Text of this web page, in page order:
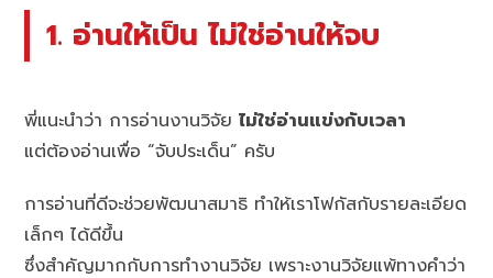
1. อ่านให้เป็น ไม่ใช่อ่านให้จบ
พี่แนะนำว่า การอ่านงานวิจัยไม่ใช่อ่านแข่งกับเวลา
แต่ต้องอ่านเพื่อ “จับประเด็น” ครับ
การอ่านที่ดีจะช่วยพัฒนาสมาธิ ทำให้เราโฟกัสกับรายละเอียด
เล็กๆ ได้ดีขึ้น
ซึ่งสำคัญมากกับการทำงานวิจัย เพราะงานวิจัยแพ้ทางคำว่า